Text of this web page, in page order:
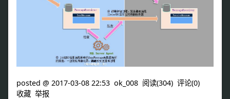
posted @ 2017-03-08 22:53 ok_008 阅读(304) 评论(0)
收藏 举报